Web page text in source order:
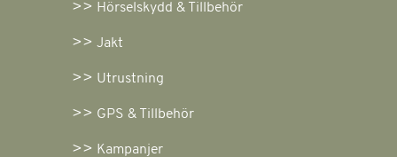
Hörselskydd & Tillbehör
Jakt
Utrustning
GPS & Tillbehör
Kampanjer